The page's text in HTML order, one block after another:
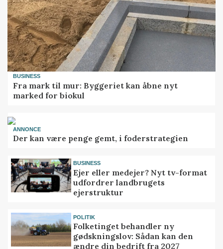
BUSINESS
Fra mark til mur: Byggeriet kan åbne nyt
marked for biokul
ANNONCE
Der kan være penge gemt, i foderstrategien
BUSINESS
Ejer eller medejer? Nyt tv-format
udfordrer landbrugets
ejerstruktur
POLITIK
Folketinget behandler ny
gødskningslov: Sådan kan den
ændre din bedrift fra 2027